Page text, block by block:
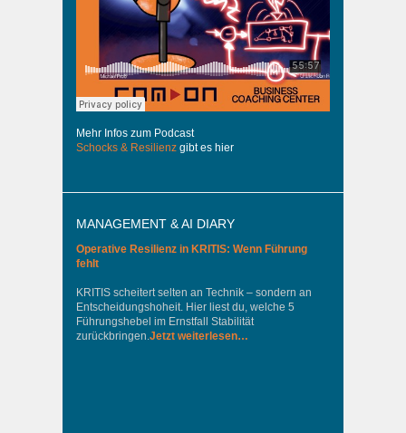
Mehr Infos zum Podcast
Schocks & Resilienz gibt es hier
MANAGEMENT & AI DIARY
Operative Resilienz in KRITIS: Wenn Führung
fehlt
KRITIS scheitert selten an Technik – sondern an
Entscheidungshoheit. Hier liest du, welche 5
Führungshebel im Ernstfall Stabilität
zurückbringen.Jetzt weiterlesen…